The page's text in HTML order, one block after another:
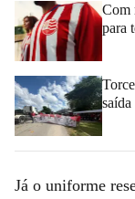
Com
para
saída
Já o uniforme